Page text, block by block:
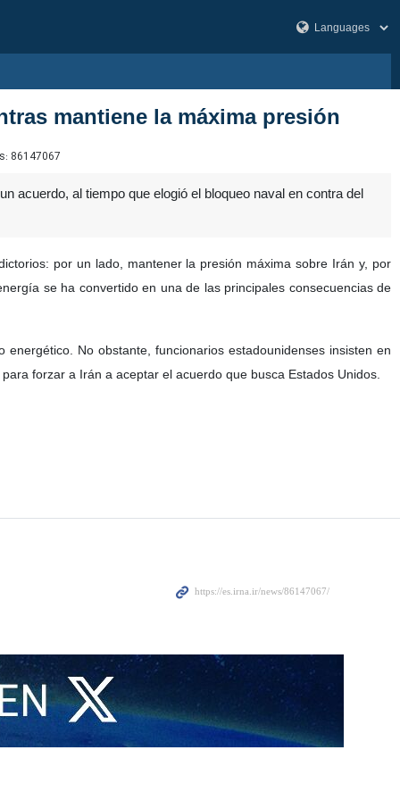
mantiene la máxima presión
86147067
acuerdo, al tiempo que elogió el bloqueo naval en contra del
por un lado, mantener la presión máxima sobre Irán y, por
se ha convertido en una de las principales consecuencias de
No obstante, funcionarios estadounidenses insisten en
forzar a Irán a aceptar el acuerdo que busca Estados Unidos.